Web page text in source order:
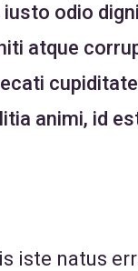
odio
atque
animi, id
iste natus